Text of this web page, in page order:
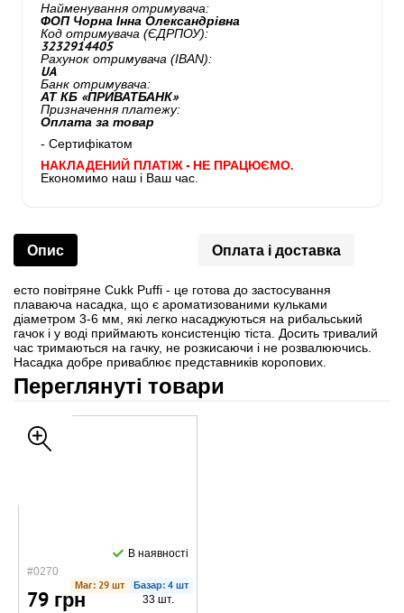
Найменування отримувача:
ФОП Чорна Інна Олександрівна
Код отримувача (ЄДРПОУ):
3232914405
Рахунок отримувача (IBAN):
UA
Банк отримувача:
АТ КБ «ПРИВАТБАНК»
Призначення платежу:
Оплата за товар
- Сертифікатом
НАКЛАДЕНИЙ ПЛАТІЖ - НЕ ПРАЦЮЄМО.
Економимо наш і Ваш час.
Опис Оплата і доставка
есто повітряне Cukk Puffi - це готова до застосування
плаваюча насадка, що є ароматизованими кульками
діаметром 3-6 мм, які легко насаджуються на рибальський
гачок і у воді приймають консистенцію тіста. Досить тривалий
час тримаються на гачку, не розкисаючи і не розвалюючись.
Насадка добре приваблює представників коропових.
Переглянуті товари
#0270
В наявності
Маг: 29 шт Базар: 4 шт
79 грн 33 шт.